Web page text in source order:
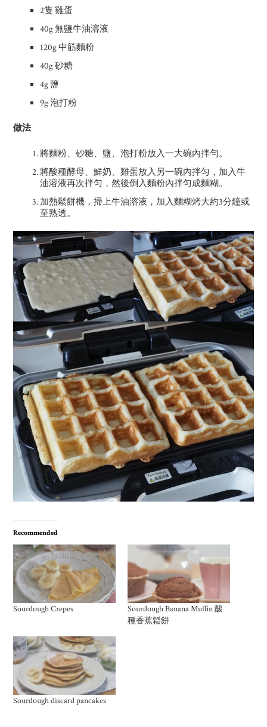
2隻 雞蛋
40g 無鹽牛油溶液
120g 中筋麵粉
40g 砂糖
4g 鹽
9g 泡打粉
做法
將麵粉、砂糖、鹽、泡打粉放入一大碗內拌勻。
將酸種酵母、鮮奶、雞蛋放入另一碗內拌匀，加入牛
油溶液再次拌匀，然後倒入麵粉內拌匀成麵糊。
加熱鬆餅機，掃上牛油溶液，加入麵糊烤大約3分鐘或
至熟透。
Recommended
Sourdough Crepes
Sourdough Banana Muffin 酸
種香蕉鬆餅
Sourdough discard pancakes